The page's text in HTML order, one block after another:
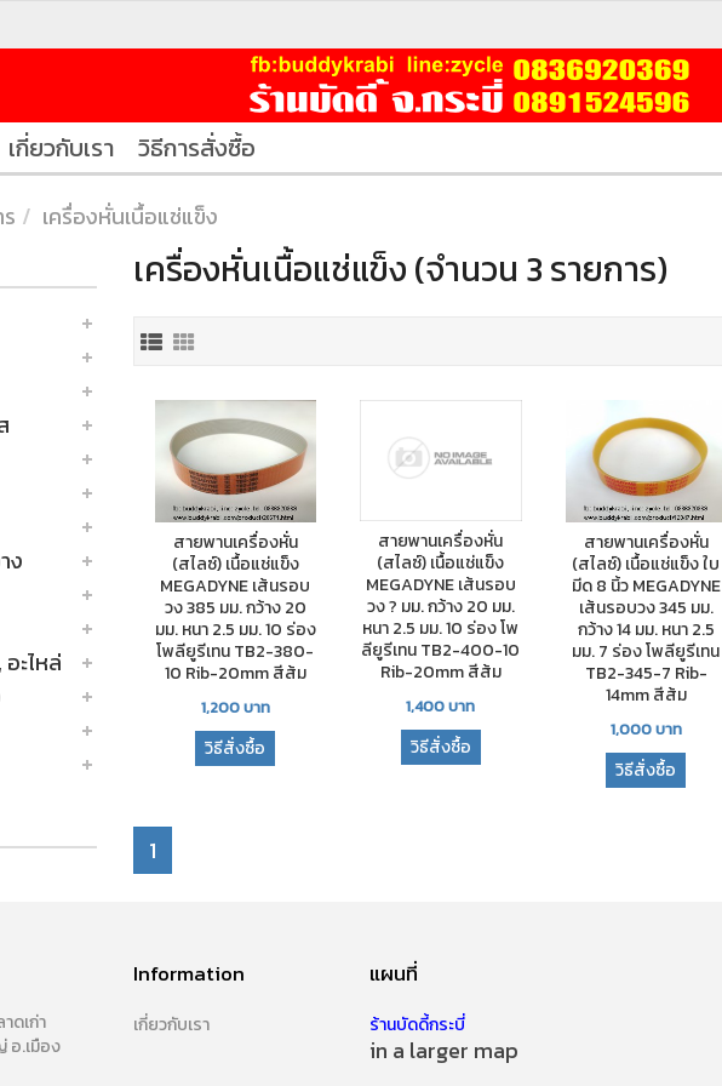
เกี่ยวกับเรา วิธีการสั่งซื้อ
เครื่องหั่นเนื้อแช่แข็ง
ง
ะไหล่
เครื่องหั่นเนื้อแช่แข็ง (จำนวน 3 รายการ)
สายพานเครื่องหั่น
(สไลซ์) เนื้อแช่แข็ง
MEGADYNE เส้นรอบ
วง 385 มม. กว้าง 20
มม. หนา 2.5 มม. 10 ร่อง
โพลียูรีเทน TB2-380-
10 Rib-20mm สีส้ม
1,200บาท
วิธีสั่งซื้อ
สายพานเครื่องหั่น
(สไลซ์) เนื้อแช่แข็ง
MEGADYNE เส้นรอบ
วง ? มม. กว้าง 20 มม.
หนา 2.5 มม. 10 ร่อง โพ
ลียูรีเทน TB2-400-10
Rib-20mm สีส้ม
1,400บาท
วิธีสั่งซื้อ
สายพานเครื่องหั่น
(สไลซ์) เนื้อแช่แข็ง ใบ
มีด 8 นิ้ว MEGADYNE
เส้นรอบวง 345 มม.
กว้าง 14 มม. หนา 2.5
มม. 7 ร่อง โพลียูรีเทน
TB2-345-7 Rib-
14mm สีส้ม
1,000บาท
วิธีสั่งซื้อ
1
ดเก่า
อ.เมือง
Information
เกี่ยวกับเรา
แผนที่
ร้านบัดดี้กระบี่
in a larger map